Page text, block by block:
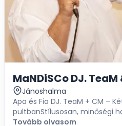
MaNDiSCo DJ.
Jánoshalma
Apa és Fia DJ. TeaM + CM –
pultbanStílusosan, minőségi
fénytechnikávalEsküvők –
Tovább olvasom